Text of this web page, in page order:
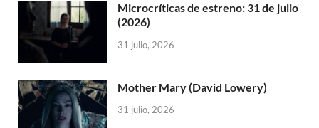
Microcríticas de estreno: 31 de julio
(2026)
31 julio, 2026
Mother Mary (David Lowery)
31 julio, 2026